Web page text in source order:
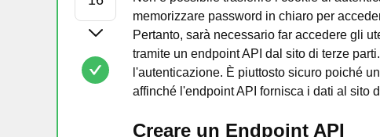
memorizzare password in chiaro per
Pertanto, sarà necessario far accedere gli
tramite un endpoint API dal sito di terze
l'autenticazione. È piuttosto sicuro poiché
affinché l'endpoint API fornisca i dati al sito
Creare un Endpoint API